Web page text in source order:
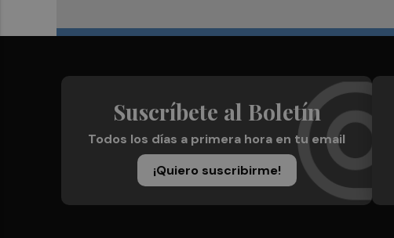
Suscríbete al Boletín
Todos los días a primera hora en tu email
¡Quiero suscribirme!